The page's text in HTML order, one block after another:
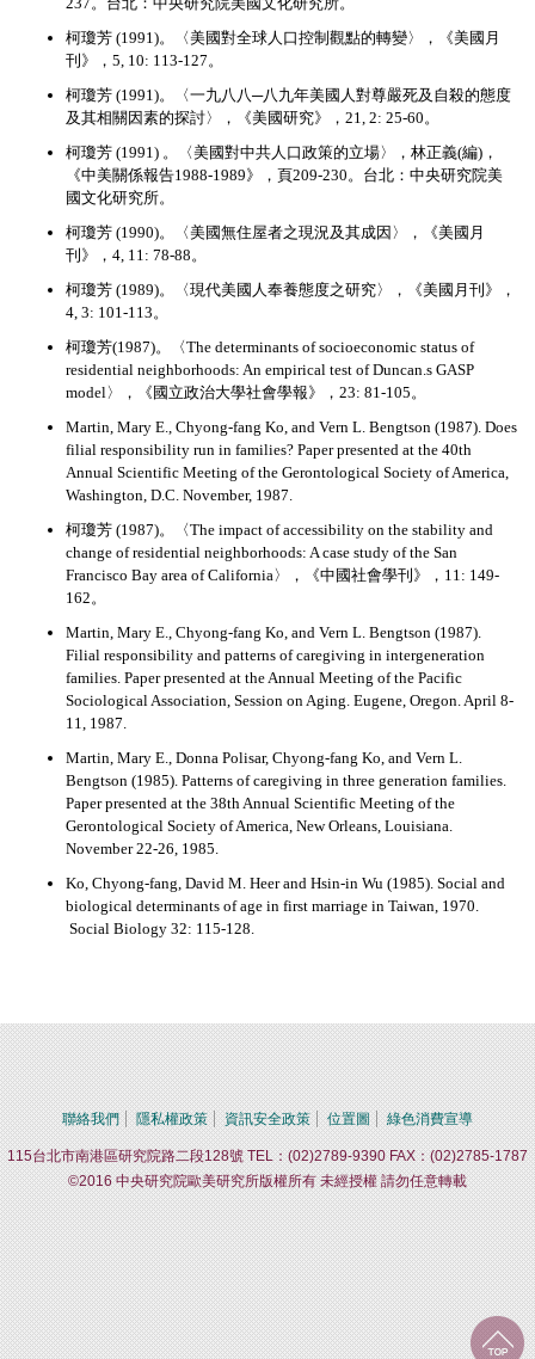
柯瓊芳 (1991)。〈美國對全球人口控制觀點的轉變〉，《美國月
刊》，5, 10: 113-127。
柯瓊芳 (1991)。〈一九八八─八九年美國人對尊嚴死及自殺的態度
及其相關因素的探討〉，《美國研究》，21, 2: 25-60。
柯瓊芳 (1991) 。〈美國對中共人口政策的立場〉，林正義(編)，
《中美關係報告1988-1989》，頁209-230。台北：中央研究院美
國文化研究所。
柯瓊芳 (1990)。〈美國無住屋者之現況及其成因〉，《美國月
刊》，4, 11: 78-88。
柯瓊芳 (1989)。〈現代美國人奉養態度之研究〉，《美國月刊》，
4, 3: 101-113。
柯瓊芳(1987)。〈The determinants of socioeconomic status of
residential neighborhoods: An empirical test of Duncan.s GASP
model〉，《國立政治大學社會學報》，23: 81-105。
Martin, Mary E., Chyong-fang Ko, and Vern L. Bengtson (1987). Does
filial responsibility run in families? Paper presented at the 40th
Annual Scientific Meeting of the Gerontological Society of America,
Washington, D.C. November, 1987.
柯瓊芳 (1987)。〈The impact of accessibility on the stability and
change of residential neighborhoods: A case study of the San
Francisco Bay area of California〉，《中國社會學刊》，11: 149-
162。
Martin, Mary E., Chyong-fang Ko, and Vern L. Bengtson (1987).
Filial responsibility and patterns of caregiving in intergeneration
families. Paper presented at the Annual Meeting of the Pacific
Sociological Association, Session on Aging. Eugene, Oregon. April 8-
11, 1987.
Martin, Mary E., Donna Polisar, Chyong-fang Ko, and Vern L.
Bengtson (1985). Patterns of caregiving in three generation families.
Paper presented at the 38th Annual Scientific Meeting of the
Gerontological Society of America, New Orleans, Louisiana.
November 22-26, 1985.
Ko, Chyong-fang, David M. Heer and Hsin-in Wu (1985). Social and
biological determinants of age in first marriage in Taiwan, 1970.
Social Biology 32: 115-128.
聯絡我們 隱私權政策 資訊安全政策 位置圖 綠色消費宣導
115台北市南港區研究院路二段128號 TEL：(02)2789-9390 FAX：(02)2785-1787
©2016 中央研究院歐美研究所版權所有 未經授權 請勿任意轉載